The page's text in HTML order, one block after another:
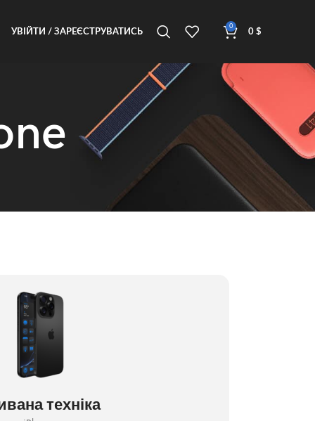
УВІЙТИ / ЗАРЕЄСТРУВАТИСЬ
0
0 $
техніка